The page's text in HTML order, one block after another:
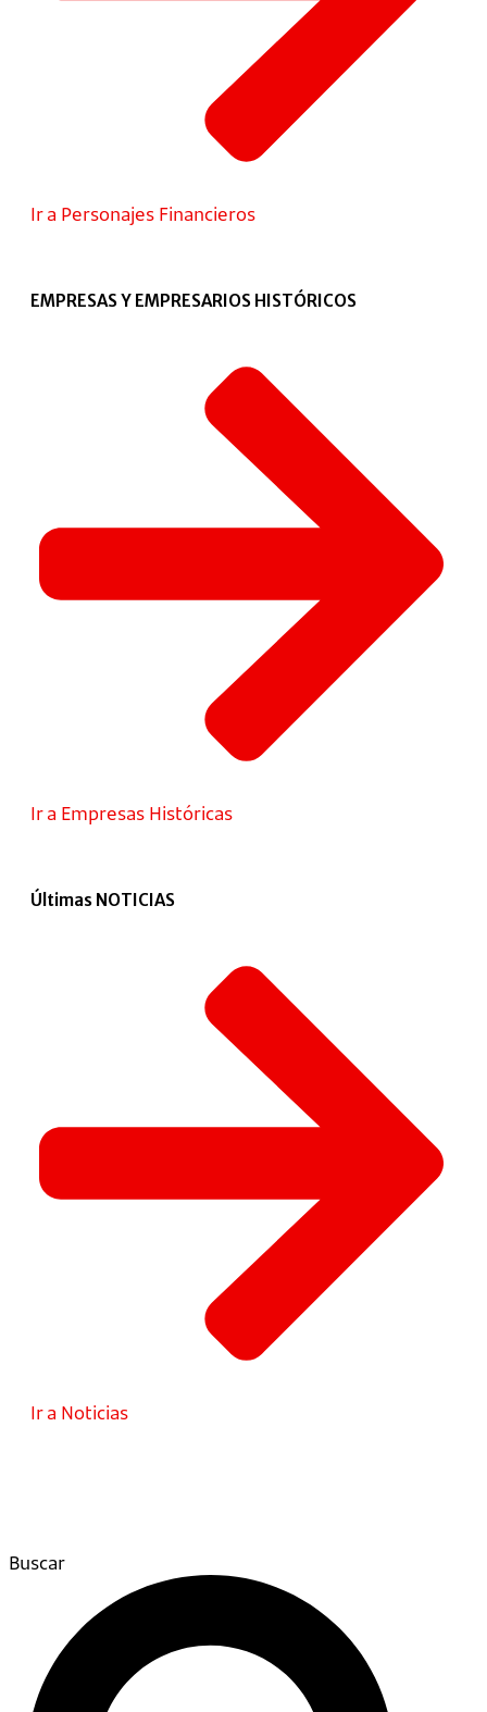
Ir a Personajes Financieros
EMPRESAS Y EMPRESARIOS HISTÓRICOS
Ir a Empresas Históricas
Últimas NOTICIAS
Ir a Noticias
Buscar